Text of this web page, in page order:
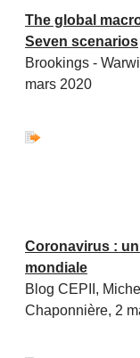
The global
Seven scenarios
Brookings -
mars 2020
Coronavirus :
mondiale
Blog CEPII,
Chaponnière, 2